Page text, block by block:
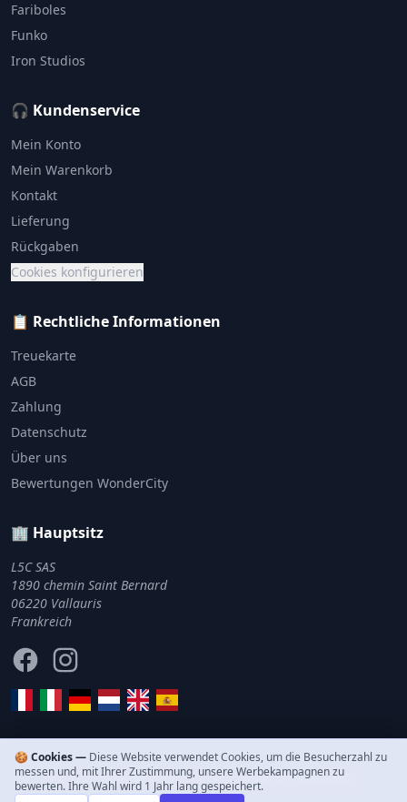
Fariboles
Funko
Iron Studios
🎧 Kundenservice
Mein Konto
Mein Warenkorb
Kontakt
Lieferung
Rückgaben
Cookies konfigurieren
📋 Rechtliche Informationen
Treuekarte
AGB
Zahlung
Datenschutz
Über uns
Bewertungen WonderCity
🏢 Hauptsitz
L5C SAS
1890 chemin Saint Bernard
06220 Vallauris
Frankreich
FacebookInstagram
© 2011–2026 WonderCity. Alle Rechte vorbehalten.
🍪 Cookies — Diese Website verwendet Cookies, um die Besucherzahl zu
messen und, mit Ihrer Zustimmung, unsere Werbekampagnen zu
bewerten. Ihre Wahl wird 1 Jahr lang gespeichert.